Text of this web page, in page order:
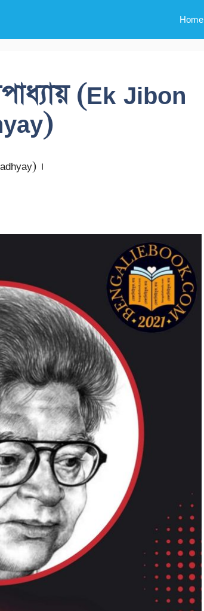
Home
(Ek Jibon
।